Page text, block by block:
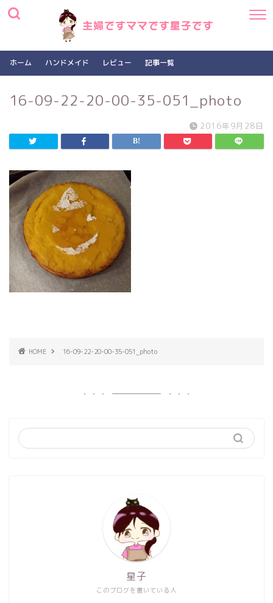
ホーム ハンドメイド レビュー 記事一覧
16-09-22-20-00-35-051_photo
2016年9月28日
HOME 16-09-22-20-00-35-051_photo
このブログを書いている人
星子